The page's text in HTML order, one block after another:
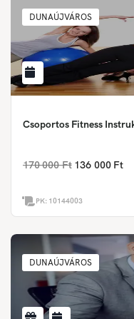
DUNAÚJVÁROS
Csoportos Fitness
170 000 Ft 136 000 Ft
PK: 10144003
DUNAÚJVÁROS